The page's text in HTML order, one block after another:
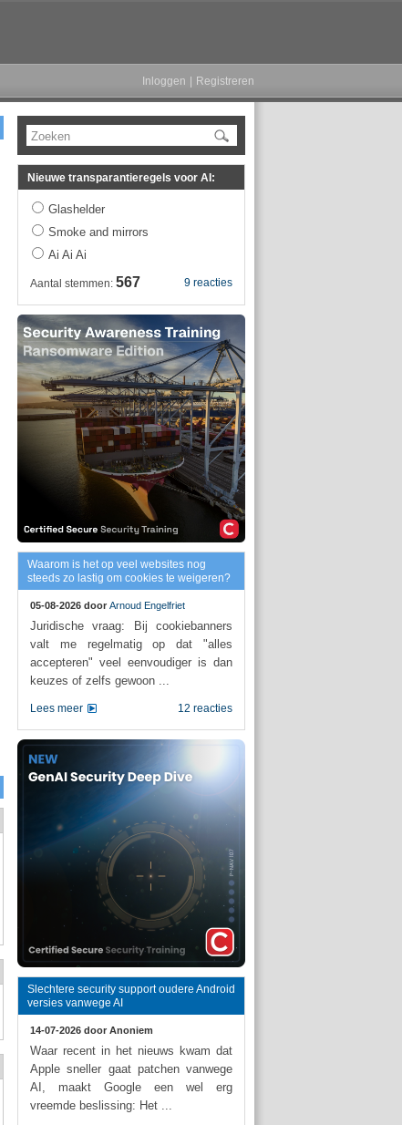
Inloggen Registreren
Zoeken
Nieuwe transparantieregels voor AI:
Glashelder
Smoke and mirrors
Ai Ai Ai
9 reacties
Aantal stemmen: 567
Waarom is het op veel websites nog
steeds zo lastig om cookies te weigeren?
05-08-2026 door Arnoud Engelfriet
Juridische vraag: Bij cookiebanners
valt me regelmatig op dat "alles
accepteren" veel eenvoudiger is dan
keuzes of zelfs gewoon ...
12 reacties
Lees meer
Slechtere security support oudere Android
versies vanwege AI
14-07-2026 door Anoniem
Waar recent in het nieuws kwam dat
Apple sneller gaat patchen vanwege
AI, maakt Google een wel erg
vreemde beslissing: Het ...